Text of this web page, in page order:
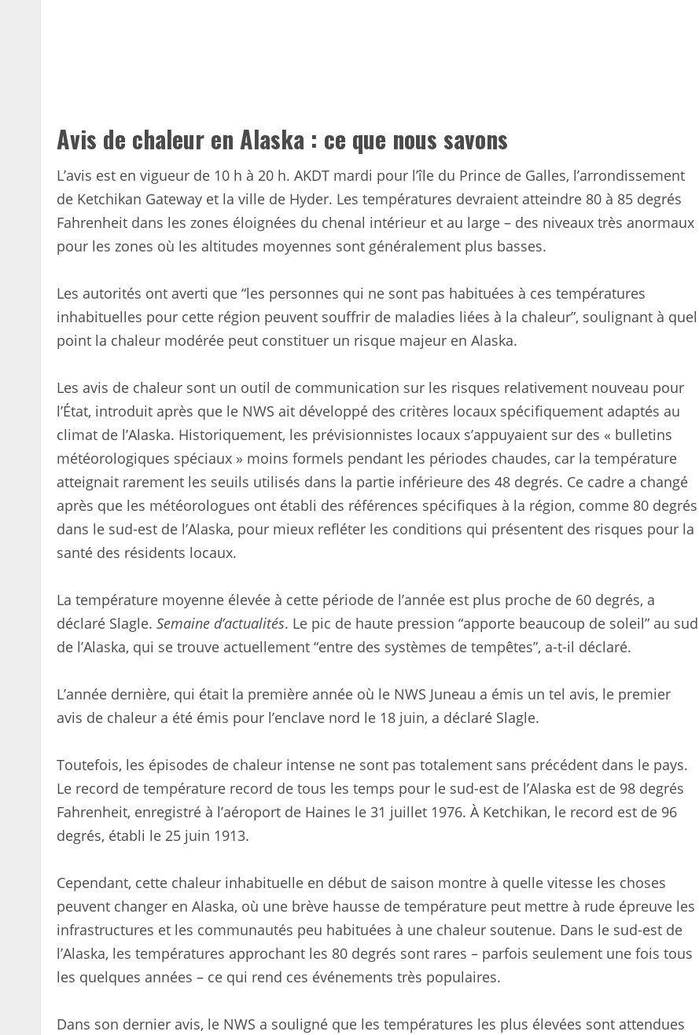
Avis de chaleur en Alaska : ce que nous savons
L’avis est en vigueur de 10 h à 20 h. AKDT mardi pour l’île du Prince de Galles, l’arrondissement
de Ketchikan Gateway et la ville de Hyder. Les températures devraient atteindre 80 à 85 degrés
Fahrenheit dans les zones éloignées du chenal intérieur et au large – des niveaux très anormaux
pour les zones où les altitudes moyennes sont généralement plus basses.
Les autorités ont averti que “les personnes qui ne sont pas habituées à ces températures
inhabituelles pour cette région peuvent souffrir de maladies liées à la chaleur”, soulignant à quel
point la chaleur modérée peut constituer un risque majeur en Alaska.
Les avis de chaleur sont un outil de communication sur les risques relativement nouveau pour
l’État, introduit après que le NWS ait développé des critères locaux spécifiquement adaptés au
climat de l’Alaska. Historiquement, les prévisionnistes locaux s’appuyaient sur des « bulletins
météorologiques spéciaux » moins formels pendant les périodes chaudes, car la température
atteignait rarement les seuils utilisés dans la partie inférieure des 48 degrés. Ce cadre a changé
après que les météorologues ont établi des références spécifiques à la région, comme 80 degrés
dans le sud-est de l’Alaska, pour mieux refléter les conditions qui présentent des risques pour la
santé des résidents locaux.
La température moyenne élevée à cette période de l’année est plus proche de 60 degrés, a
déclaré Slagle. Semaine d’actualités. Le pic de haute pression “apporte beaucoup de soleil” au sud
de l’Alaska, qui se trouve actuellement “entre des systèmes de tempêtes”, a-t-il déclaré.
L’année dernière, qui était la première année où le NWS Juneau a émis un tel avis, le premier
avis de chaleur a été émis pour l’enclave nord le 18 juin, a déclaré Slagle.
Toutefois, les épisodes de chaleur intense ne sont pas totalement sans précédent dans le pays.
Le record de température record de tous les temps pour le sud-est de l’Alaska est de 98 degrés
Fahrenheit, enregistré à l’aéroport de Haines le 31 juillet 1976. À Ketchikan, le record est de 96
degrés, établi le 25 juin 1913.
Cependant, cette chaleur inhabituelle en début de saison montre à quelle vitesse les choses
peuvent changer en Alaska, où une brève hausse de température peut mettre à rude épreuve les
infrastructures et les communautés peu habituées à une chaleur soutenue. Dans le sud-est de
l’Alaska, les températures approchant les 80 degrés sont rares – parfois seulement une fois tous
les quelques années – ce qui rend ces événements très populaires.
Dans son dernier avis, le NWS a souligné que les températures les plus élevées sont attendues